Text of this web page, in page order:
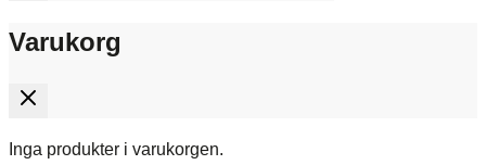
Varukorg
Inga produkter i varukorgen.